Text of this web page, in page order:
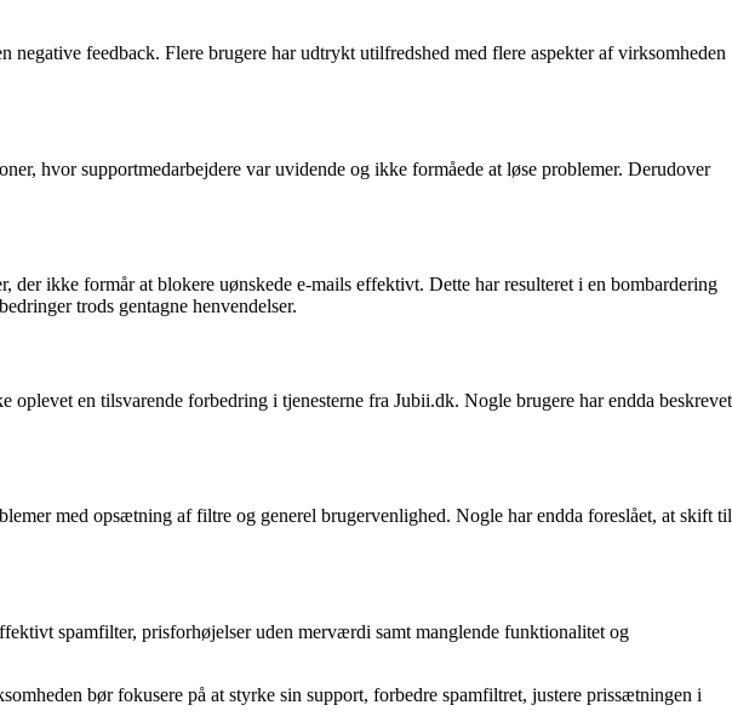
feedback. Flere brugere har udtrykt utilfredshed med flere aspekter af virksomheden
hvor supportmedarbejdere var uvidende og ikke formåede at løse problemer. Derudover
ikke formår at blokere uønskede e-mails effektivt. Dette har resulteret i en bombardering
trods gentagne henvendelser.
en tilsvarende forbedring i tjenesterne fra Jubii.dk. Nogle brugere har endda beskrevet
med opsætning af filtre og generel brugervenlighed. Nogle har endda foreslået, at skift til
spamfilter, prisforhøjelser uden merværdi samt manglende funktionalitet og
bør fokusere på at styrke sin support, forbedre spamfiltret, justere prissætningen i